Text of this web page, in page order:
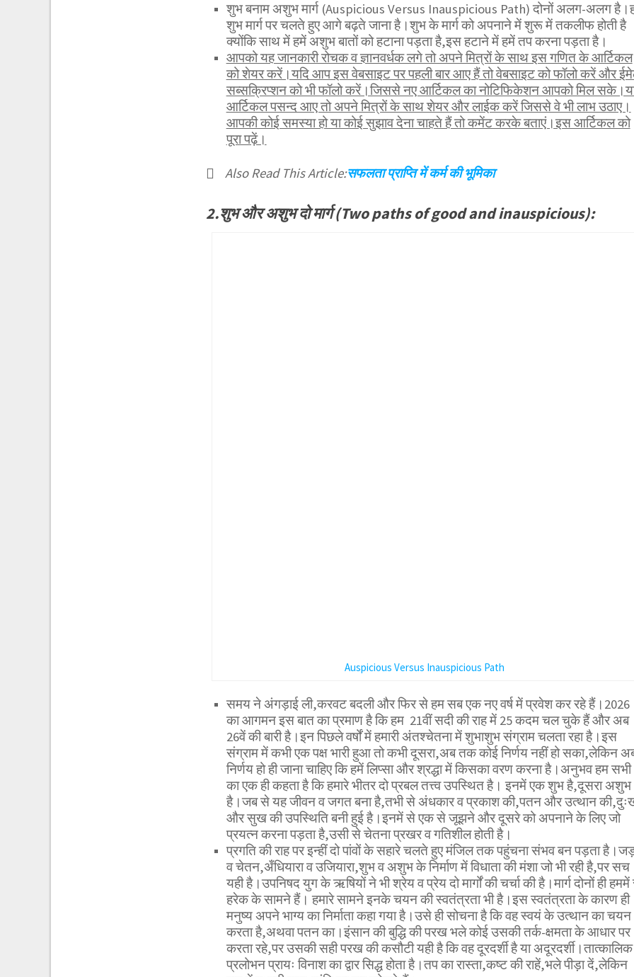
शुभ बनाम अशुभ मार्ग (Auspicious Versus Inauspicious Path) दोनों अलग-अलग
शुभ मार्ग पर चलते हुए आगे बढ़ते जाना है।शुभ के मार्ग को अपनाने में शुरू में तकलीफ होती है
क्योंकि साथ में हमें अशुभ बातों को हटाना पड़ता है,इस हटाने में हमें तप करना पड़ता है।
आपको यह जानकारी रोचक व ज्ञानवर्धक लगे तो अपने मित्रों के साथ इस गणित के आर्टिकल
को शेयर करें।यदि आप इस वेबसाइट पर पहली बार आए हैं तो वेबसाइट को फॉलो करें और
सब्सक्रिप्शन को भी फॉलो करें।जिससे नए आर्टिकल का नोटिफिकेशन आपको मिल
आर्टिकल पसन्द आए तो अपने मित्रों के साथ शेयर और लाईक करें जिससे वे भी लाभ उठाए।
आपकी कोई समस्या हो या कोई सुझाव देना चाहते हैं तो कमेंट करके बताएं।इस आर्टिकल को
पूरा पढ़ें।
Also Read This Article:सफलता प्राप्ति में कर्म की भूमिका
2.शुभ और अशुभ दो मार्ग (Two paths of good and inauspicious):
Auspicious Versus Inauspicious Path
समय ने अंगड़ाई ली,करवट बदली और फिर से हम सब एक नए वर्ष में प्रवेश कर रहे हैं।2026
का आगमन इस बात का प्रमाण है कि हम 21वीं सदी की राह में 25 कदम चल चुके हैं और अब
26वें की बारी है।इन पिछले वर्षों में हमारी अंतश्चेतना में शुभाशुभ संग्राम चलता रहा है।इस
संग्राम में कभी एक पक्ष भारी हुआ तो कभी दूसरा,अब तक कोई निर्णय नहीं हो सका,लेकिन
निर्णय हो ही जाना चाहिए कि हमें लिप्सा और श्रद्धा में किसका वरण करना है।अनुभव हम सभी
का एक ही कहता है कि हमारे भीतर दो प्रबल तत्त्व उपस्थित है। इनमें एक शुभ है,दूसरा अशुभ
है।जब से यह जीवन व जगत बना है,तभी से अंधकार व प्रकाश की,पतन और उत्थान
और सुख की उपस्थिति बनी हुई है।इनमें से एक से जूझने और दूसरे को अपनाने के लिए जो
प्रयत्न करना पड़ता है,उसी से चेतना प्रखर व गतिशील होती है।
प्रगति की राह पर इन्हीं दो पांवों के सहारे चलते हुए मंजिल तक पहुंचना संभव बन पड़ता
व चेतन,अँधियारा व उजियारा,शुभ व अशुभ के निर्माण में विधाता की मंशा जो भी रही है,पर सच
यही है।उपनिषद युग के ऋषियों ने भी श्रेय व प्रेय दो मार्गों की चर्चा की है।मार्ग दोनों ही
हरेक के सामने हैं। हमारे सामने इनके चयन की स्वतंत्रता भी है।इस स्वतंत्रता के कारण ही
मनुष्य अपने भाग्य का निर्माता कहा गया है।उसे ही सोचना है कि वह स्वयं के उत्थान का चयन
करता है,अथवा पतन का।इंसान की बुद्धि की परख भले कोई उसकी तर्क-क्षमता के आधार पर
करता रहे,पर उसकी सही परख की कसौटी यही है कि वह दूरदर्शी है या अदूरदर्शी।तात्कालिक
प्रलोभन प्रायः विनाश का द्वार सिद्ध होता है।तप का रास्ता,कष्ट की राहें,भले पीड़ा दें,लेकिन